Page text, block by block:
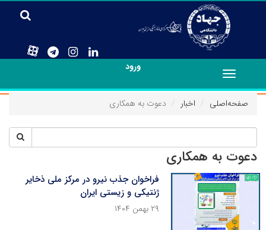
ورود
Toggle
navigation
صفحه‌اصلی
اخبار دعوت به همکاری
دعوت به همکاری
فراخوان جذب نیرو در مرکز ملی ذخایر
ژنتیکی و زیستی ایران
۲۹ بهمن ۱۴۰۴